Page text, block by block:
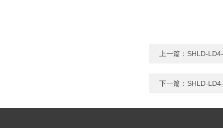
上一篇： SHLD-
下一篇： SHLD-